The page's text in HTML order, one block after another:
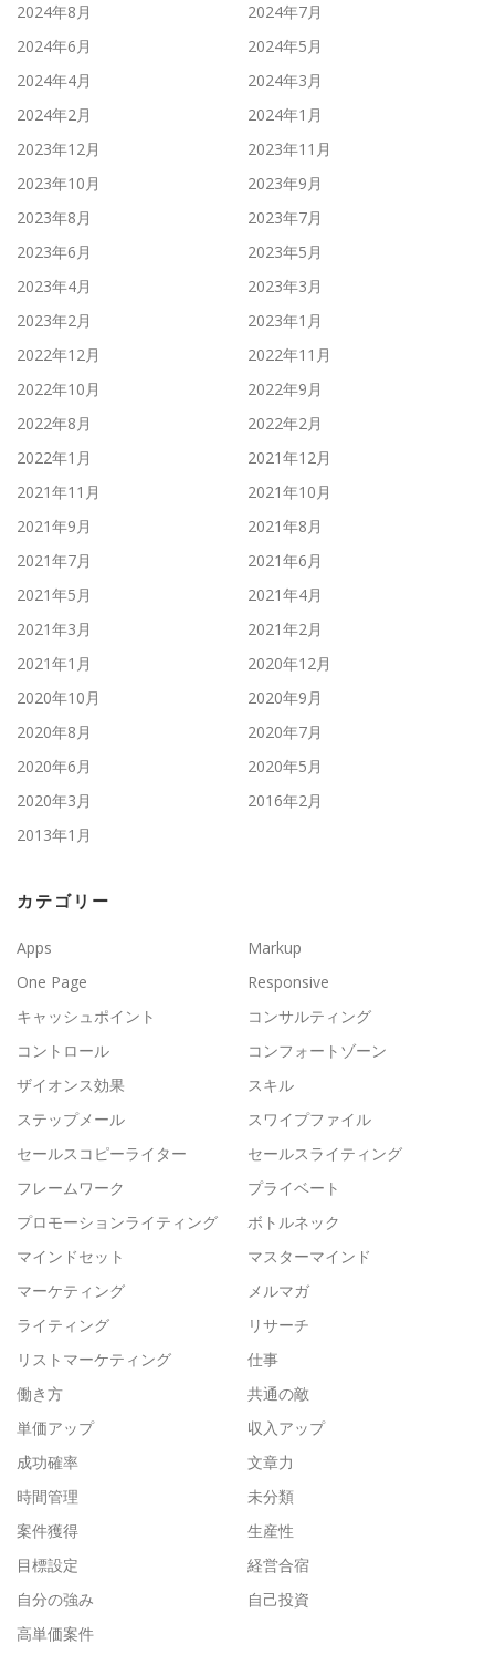
2024年8月
2024年7月
2024年6月
2024年5月
2024年4月
2024年3月
2024年2月
2024年1月
2023年12月
2023年11月
2023年10月
2023年9月
2023年8月
2023年7月
2023年6月
2023年5月
2023年4月
2023年3月
2023年2月
2023年1月
2022年12月
2022年11月
2022年10月
2022年9月
2022年8月
2022年2月
2022年1月
2021年12月
2021年11月
2021年10月
2021年9月
2021年8月
2021年7月
2021年6月
2021年5月
2021年4月
2021年3月
2021年2月
2021年1月
2020年12月
2020年10月
2020年9月
2020年8月
2020年7月
2020年6月
2020年5月
2020年3月
2016年2月
2013年1月
カテゴリー
Apps
Markup
One Page
Responsive
キャッシュポイント
コンサルティング
コントロール
コンフォートゾーン
ザイオンス効果
スキル
ステップメール
スワイプファイル
セールスコピーライター
セールスライティング
フレームワーク
プライベート
プロモーションライティング
ボトルネック
マインドセット
マスターマインド
マーケティング
メルマガ
ライティング
リサーチ
リストマーケティング
仕事
働き方
共通の敵
単価アップ
収入アップ
成功確率
文章力
時間管理
未分類
案件獲得
生産性
目標設定
経営合宿
自分の強み
自己投資
高単価案件